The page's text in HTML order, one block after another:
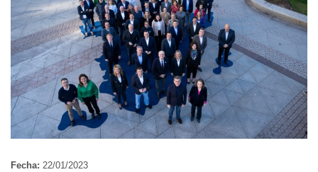
Fecha: 22/01/2023